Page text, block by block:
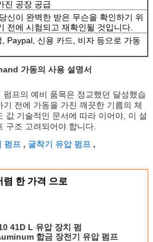
진 공장 공급
신이 완벽한 받은 무슨을 확인하기 위
전에 시험되고 재확인될 것입니다.
, Paypal, 신용 카드, 비자 등으로 가동
가동의 사용 설명서
프의 예비 품목은 정교했던 달성했습
전에 가동을 가진 깨끗한 기름의 체
값 기술적인 문서에 따라 이어야, 이 설
구조 고려되어야 합니다.
펌프 , 굴착기 유압 펌프 ,
렴 한 가격 으로
41D L 유압 장치 펌
합금 장전기 유압 펌프